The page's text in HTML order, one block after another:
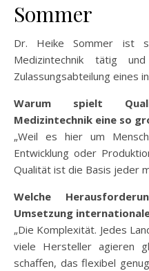
Sommer
Dr. Heike Sommer ist
Medizintechnik tätig
Zulassungsabteilung eines
Warum spielt
Medizintechnik eine so
„Weil es hier um
Entwicklung oder
Qualität ist die Basis jeder
Welche
Umsetzung
„Die Komplexität. Jedes
viele Hersteller agieren
schaffen, das flexibel